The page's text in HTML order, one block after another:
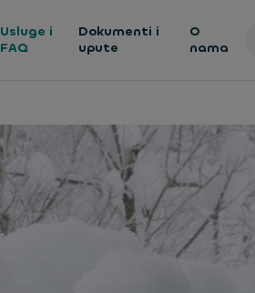
Usluge i
FAQ
Dokumenti i
upute
O
nama